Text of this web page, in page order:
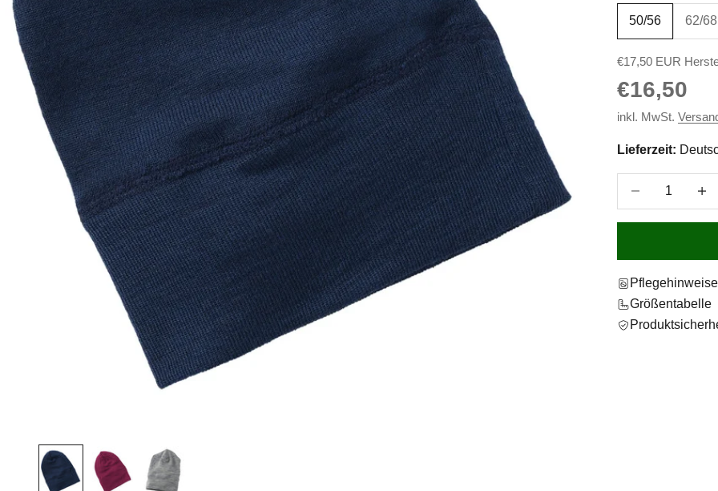
50/56 62/68
€17,50 EUR
Angebot
€16,50
inkl. MwSt.
Lieferzeit:
Anzahl verringern
Pflegehinweise
Größentabelle